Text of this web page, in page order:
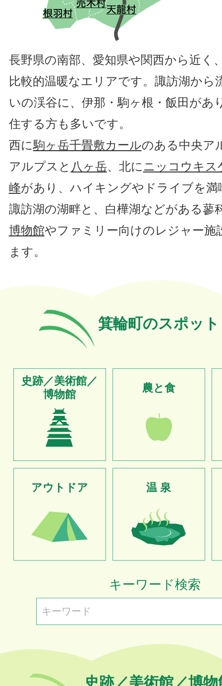
長野県の南部、愛知県や関西から近く
比較的温暖なエリアです。諏訪湖から
いの渓谷に、伊那・駒ヶ根・飯田があ
住する方も多いです。
西に駒ヶ岳千畳敷カールのある中央ア
アルプスと 八ヶ岳、北に ニッコウキス
峰があり、ハイキングやドライブを満
諏訪湖の湖畔と、白樺湖などがある蓼
博物館やファミリー向けのレジャー施
ます。
箕輪町のスポット
史跡／美術館／
博物館
農と食
アウトドア 温 泉
キーワード検索
史跡／美術館／博物